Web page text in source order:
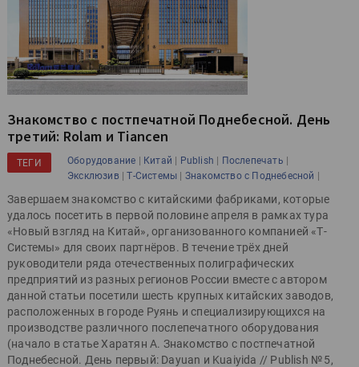
Знакомство с постпечатной Поднебесной. День
третий: Rolam и Tiancen
ТЕГИ Оборудование | Китай | Publish | Послепечать |
Эксклюзив |Т-Системы | Знакомство с Поднебесной |
Завершаем знакомство с китайскими фабриками, которые
удалось посетить в первой половине апреля в рамках тура
«Новый взгляд на Китай», организованного компанией «Т-
Системы» для своих партнёров. В течение трёх дней
руководители ряда отечественных полиграфических
предприятий из разных регионов России вместе с автором
данной статьи посетили шесть крупных китайских заводов,
расположенных в городе Руянь и специализирующихся на
производстве различного послепечатного оборудования
(начало в статье Харатян А. Знакомство с постпечатной
Поднебесной. День первый: Dayuan и Kuaiyida // Publish № 5,